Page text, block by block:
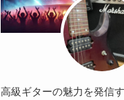
高級ギターの魅力を発信